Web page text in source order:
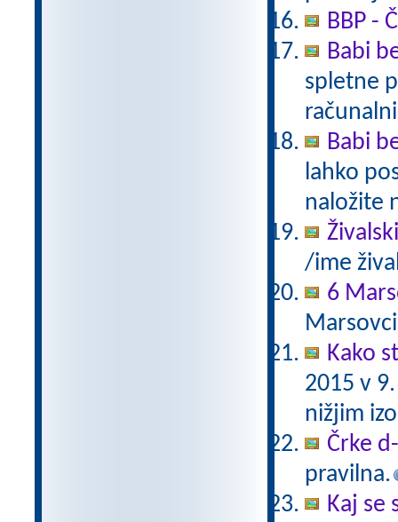
BBP -
Babi
spletne
Babi
lahko
naložite
/ime
6
Kako
2015 v
nižjim
Črke
pravilna.
Kaj se